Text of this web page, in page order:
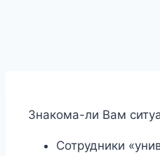
Знакома-ли Вам
Сотрудники